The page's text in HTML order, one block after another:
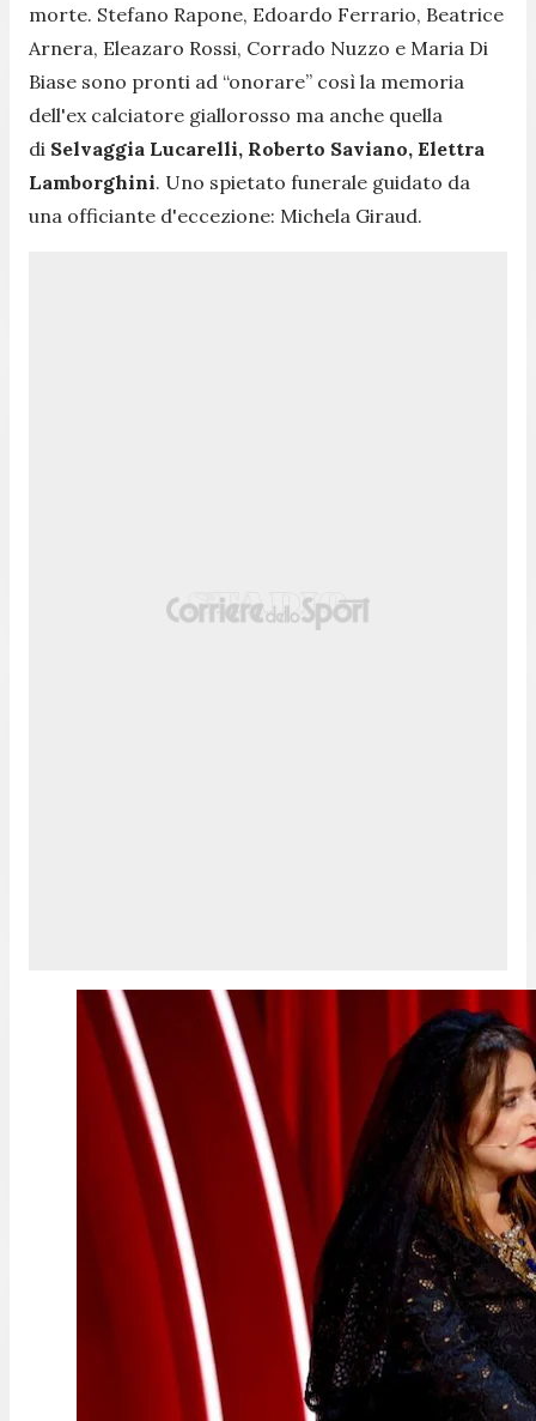
morte. Stefano Rapone, Edoardo Ferrario, Beatrice
Arnera, Eleazaro Rossi, Corrado Nuzzo e Maria Di
Biase sono pronti ad “onorare” così la memoria
dell'ex calciatore giallorosso ma anche quella
di Selvaggia Lucarelli, Roberto Saviano, Elettra
Lamborghini. Uno spietato funerale guidato da
una officiante d'eccezione: Michela Giraud.